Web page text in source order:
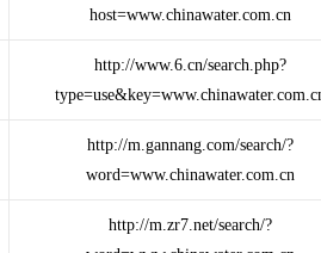
host=www.chinawater.com.cn
http://www.6.cn/search.php?
http://m.gannang.com/search/?
word=www.chinawater.com.cn
http://m.zr7.net/search/?